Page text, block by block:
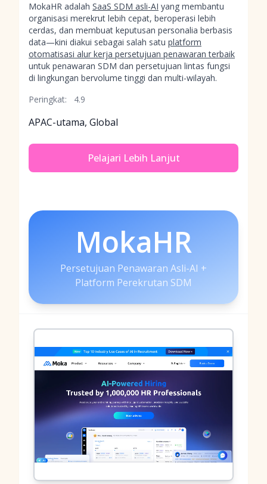
MokaHR adalah SaaS SDM asli-AI yang membantu
organisasi merekrut lebih cepat, beroperasi lebih
cerdas, dan membuat keputusan personalia berbasis
data—kini diakui sebagai salah satu platform
otomatisasi alur kerja persetujuan penawaran terbaik
untuk penawaran SDM dan persetujuan lintas fungsi
di lingkungan bervolume tinggi dan multi-wilayah.
Peringkat:
4.9
APAC-utama, Global
Pelajari Lebih Lanjut
MokaHR
Persetujuan Penawaran Asli-AI +
Platform Perekrutan SDM